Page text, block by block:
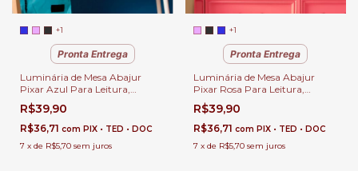
+1
Pronta Entrega
Luminária de Mesa Abajur
Pixar Azul Para Leitura,
Quartos, Escritório e
Escrivaninhas
R$39,90
R$36,71 com PIX • TED • DOC
7 x de R$5,70 sem juros
+1
Pronta Entrega
Luminária de Mesa Abajur
Pixar Rosa Para Leitura,
Quartos, Escritório e
Escrivaninhas
R$39,90
R$36,71 com PIX • TED • DOC
7 x de R$5,70 sem juros